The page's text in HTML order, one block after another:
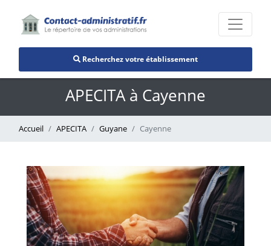
Recherchez votre établissement
APECITA à Cayenne
Accueil APECITA Guyane Cayenne